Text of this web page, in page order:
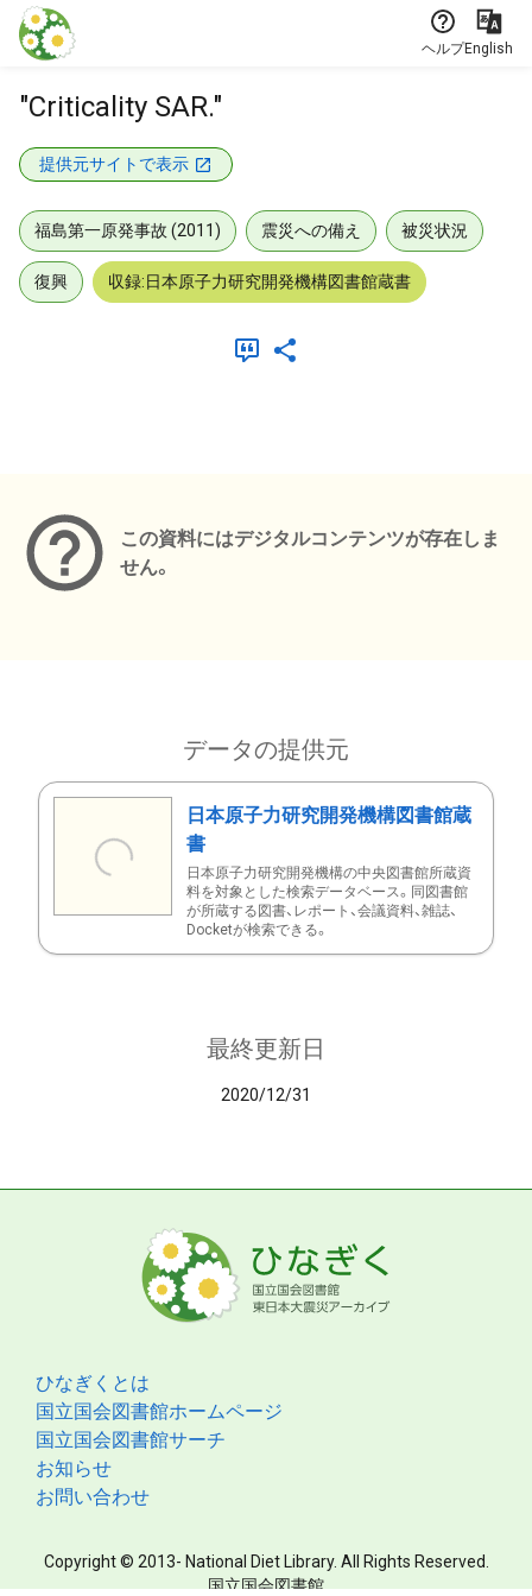
本文に飛ぶ
ヘルプEnglish
"Criticality SAR."
提供元サイトで表示
福島第一原発事故 (2011) 震災への備え 被災状況
復興 収録:日本原子力研究開発機構図書館蔵書
この資料にはデジタルコンテンツが存在しま
せん。
データの提供元
日本原子力研究開発機構図書館蔵
書
日本原子力研究開発機構の中央図書館所蔵資
料を対象とした検索データベース。同図書館
が所蔵する図書、レポート、会議資料、雑誌、
Docketが検索できる。
最終更新日
2020/12/31
ひなぎくとは
国立国会図書館ホームページ
国立国会図書館サーチ
お知らせ
お問い合わせ
Copyright © 2013- National Diet Library. All Rights Reserved.